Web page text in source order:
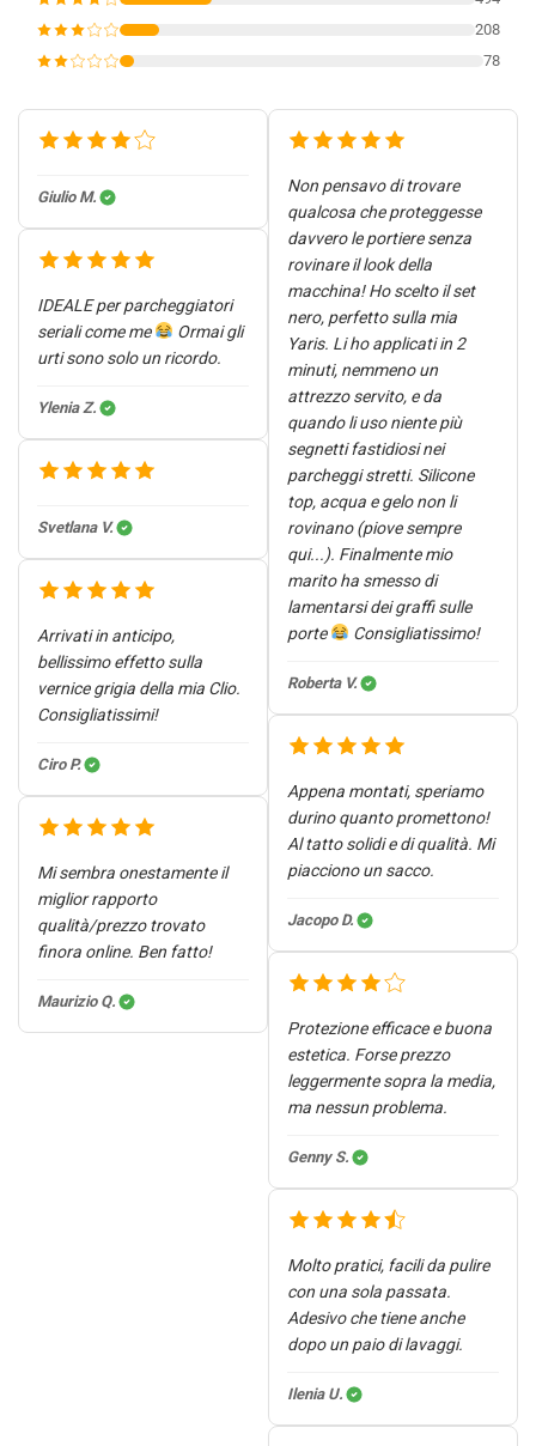
208
78
Giulio M.
IDEALE per parcheggiatori
seriali come me
Ormai gli
urti sono solo un ricordo.
Ylenia Z.
Svetlana V.
Arrivati in anticipo,
bellissimo effetto sulla
vernice grigia della mia Clio.
Consigliatissimi!
Ciro P.
Mi sembra onestamente il
miglior rapporto
qualità/prezzo trovato
finora online. Ben fatto!
Maurizio Q.
Non pensavo di trovare
qualcosa che proteggesse
davvero le portiere senza
rovinare il look della
macchina! Ho scelto il set
nero, perfetto sulla mia
Yaris. Li ho applicati in 2
minuti, nemmeno un
attrezzo servito, e da
quando li uso niente più
segnetti fastidiosi nei
parcheggi stretti. Silicone
top, acqua e gelo non li
rovinano (piove sempre
qui...). Finalmente mio
marito ha smesso di
lamentarsi dei graffi sulle
porte
Consigliatissimo!
Roberta V.
Appena montati, speriamo
durino quanto promettono!
Al tatto solidi e di qualità. Mi
piacciono un sacco.
Jacopo D.
Protezione efficace e buona
estetica. Forse prezzo
leggermente sopra la media,
ma nessun problema.
Genny S.
Molto pratici, facili da pulire
con una sola passata.
Adesivo che tiene anche
dopo un paio di lavaggi.
Ilenia U.